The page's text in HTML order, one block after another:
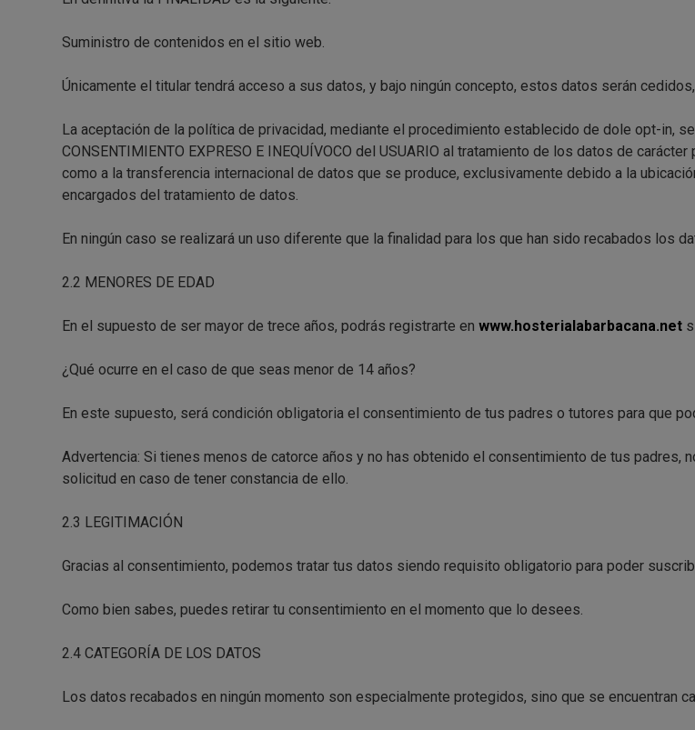
Suministro de contenidos en el sitio web.
Únicamente el titular tendrá acceso a sus datos, y bajo ningún concepto, estos datos serán
La aceptación de la política de privacidad, mediante el procedimiento establecido de dole opt-in,
CONSENTIMIENTO EXPRESO E INEQUÍVOCO del USUARIO al tratamiento de los datos de
como a la transferencia internacional de datos que se produce, exclusivamente debido a la
encargados del tratamiento de datos.
En ningún caso se realizará un uso diferente que la finalidad para los que han sido recabados los
2.2 MENORES DE EDAD
En el supuesto de ser mayor de trece años, podrás registrarte en www.hosterialabarbacana.net
¿Qué ocurre en el caso de que seas menor de 14 años?
En este supuesto, será condición obligatoria el consentimiento de tus padres o tutores para que
Advertencia: Si tienes menos de catorce años y no has obtenido el consentimiento de tus padres,
solicitud en caso de tener constancia de ello.
2.3 LEGITIMACIÓN
Gracias al consentimiento, podemos tratar tus datos siendo requisito obligatorio para poder
Como bien sabes, puedes retirar tu consentimiento en el momento que lo desees.
2.4 CATEGORÍA DE LOS DATOS
Los datos recabados en ningún momento son especialmente protegidos, sino que se encuentran